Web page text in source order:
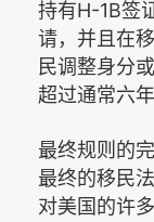
持有H-1B签
请，并且在
民调整身分
超过通常六
最终规则的
最终的移民
对美国的许